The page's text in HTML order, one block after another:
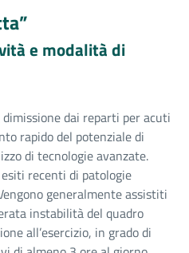
e modalità di
dai reparti per acuti
rapido del potenziale di
di tecnologie avanzate.
recenti di patologie
generalmente assistiti
instabilità del quadro
all’esercizio, in grado di